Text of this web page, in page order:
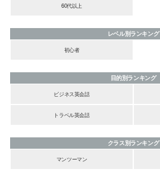
60代以上
レベル別ランキング
初心者
目的別ランキング
ビジネス英会話
トラベル英会話
クラス別ランキング
マンツーマン